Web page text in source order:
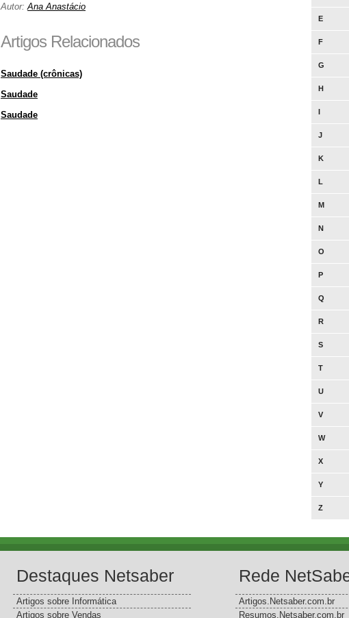
Autor:Ana Anastácio
Artigos Relacionados
Saudade (crônicas)
Saudade
Saudade
E
F
G
H
I
J
K
L
M
N
O
P
Q
R
S
T
U
V
W
X
Y
Z
Destaques Netsaber
Artigos sobre Informática
Artigos sobre Vendas
Rede
Artigos.Netsaber.com.br
Resumos.Netsaber.com.br